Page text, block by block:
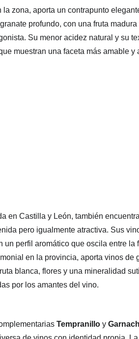
la zona, aporta un contrapunto
profundo, con una fruta
Su menor acidez natural y su
muestran una faceta más amable y
en Castilla y León, también
pero igualmente atractiva. Sus
un perfil aromático que oscila entre
en la provincia, aporta vinos de
blanca, flores y una mineralidad
por los amantes del vino.
Tempranillo y